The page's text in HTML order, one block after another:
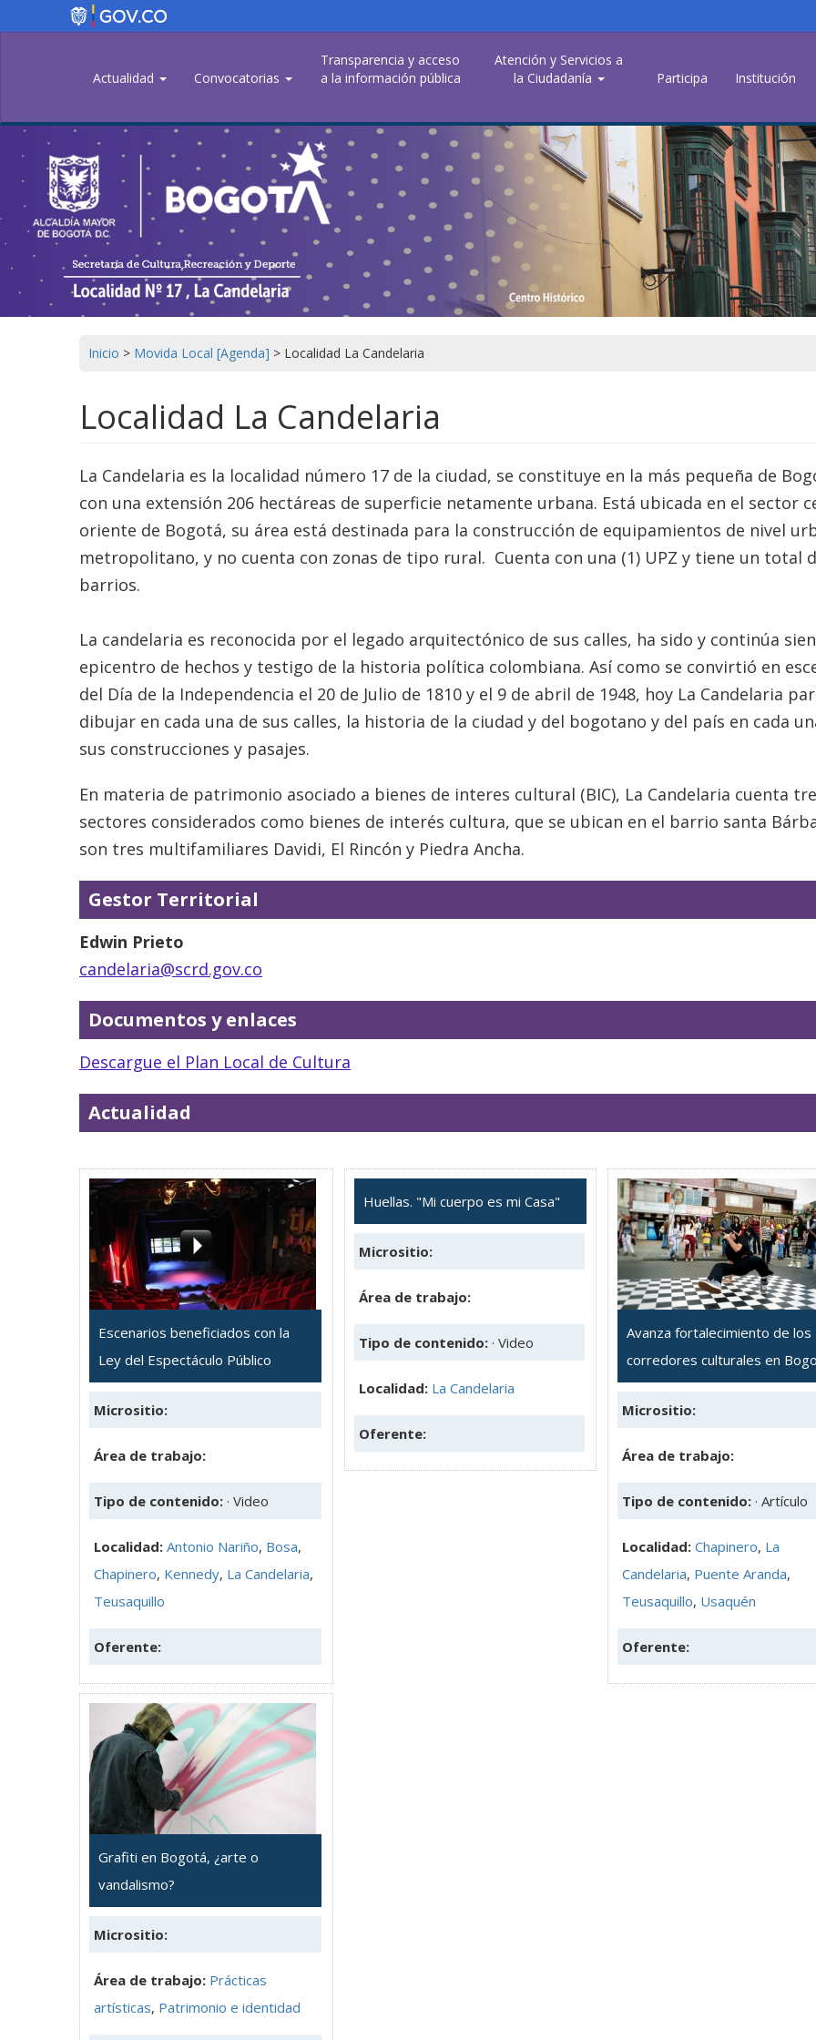
Actualidad
Convocatorias
Transparencia y acceso
a la información pública
Atención y Servicios a
la Ciudadanía
Participa Institución
Inicio > Movida Local [Agenda] > Localidad La Candelaria
Localidad La Candelaria
La Candelaria es la localidad número 17 de la ciudad, se constituye en la más pequeña de
con una extensión 206 hectáreas de superficie netamente urbana. Está ubicada en el sector
oriente de Bogotá, su área está destinada para la construcción de equipamientos de nivel
metropolitano, y no cuenta con zonas de tipo rural. Cuenta con una (1) UPZ y tiene un total
barrios.
La candelaria es reconocida por el legado arquitectónico de sus calles, ha sido y continúa
epicentro de hechos y testigo de la historia política colombiana. Así como se convirtió en
del Día de la Independencia el 20 de Julio de 1810 y el 9 de abril de 1948, hoy La Candelaria
dibujar en cada una de sus calles, la historia de la ciudad y del bogotano y del país en cada
sus construcciones y pasajes.
En materia de patrimonio asociado a bienes de interes cultural (BIC), La Candelaria cuenta
sectores considerados como bienes de interés cultura, que se ubican en el barrio santa
son tres multifamiliares Davidi, El Rincón y Piedra Ancha.
Gestor Territorial
Edwin Prieto
candelaria@scrd.gov.co
Documentos y enlaces
Descargue el Plan Local de Cultura
Actualidad
Escenarios beneficiados con la
Ley del Espectáculo Público
Micrositio:
Área de trabajo:
Tipo de contenido: · Video
Localidad: Antonio Nariño, Bosa,
Chapinero, Kennedy, La Candelaria,
Teusaquillo
Oferente:
Huellas. "Mi cuerpo es mi Casa"
Micrositio:
Área de trabajo:
Tipo de contenido: · Video
Localidad: La Candelaria
Oferente:
Avanza fortalecimiento de los
corredores culturales en
Micrositio:
Área de trabajo:
Tipo de contenido: · Artículo
Localidad: Chapinero, La
Candelaria, Puente Aranda,
Teusaquillo, Usaquén
Oferente:
Grafiti en Bogotá, ¿arte o
vandalismo?
Micrositio:
Área de trabajo: Prácticas
artísticas, Patrimonio e identidad